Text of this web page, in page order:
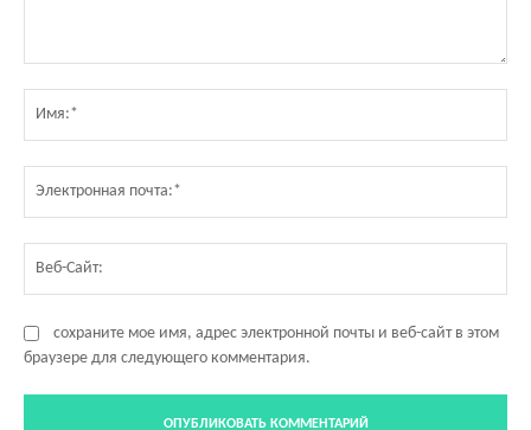
сохраните мое имя, адрес электронной почты и веб-сайт в этом
браузере для следующего комментария.